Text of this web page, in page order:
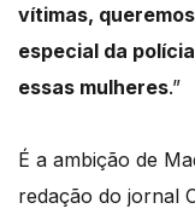
vítimas,
especial da
essas mulheres.”
É a ambição de
redação do jornal